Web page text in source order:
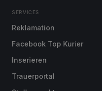
SERVICES
Reklamation
Facebook Top Kurier
Inserieren
Trauerportal